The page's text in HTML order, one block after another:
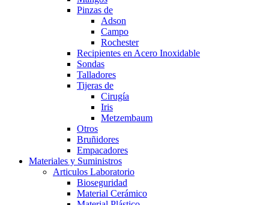
Pinzas de
Adson
Campo
Rochester
Recipientes en Acero Inoxidable
Sondas
Talladores
Tijeras de
Cirugía
Iris
Metzembaum
Otros
Bruñidores
Empacadores
Materiales y Suministros
Articulos Laboratorio
Bioseguridad
Material Cerámico